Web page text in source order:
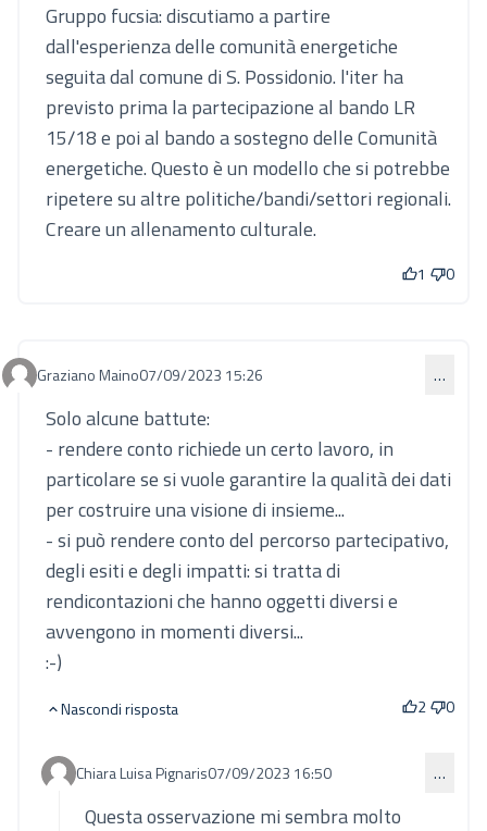
Gruppo fucsia: discutiamo a partire
dall'esperienza delle comunità energetiche
seguita dal comune di S. Possidonio. l'iter ha
previsto prima la partecipazione al bando LR
15/18 e poi al bando a sostegno delle Comunità
energetiche. Questo è un modello che si potrebbe
ripetere su altre politiche/bandi/settori regionali.
Creare un allenamento culturale.
1 0
Commento 844
Graziano Maino07/09/2023 15:26 …
Solo alcune battute:
- rendere conto richiede un certo lavoro, in
particolare se si vuole garantire la qualità dei dati
per costruire una visione di insieme...
- si può rendere conto del percorso partecipativo,
degli esiti e degli impatti: si tratta di
rendicontazioni che hanno oggetti diversi e
avvengono in momenti diversi...
:-)
Nascondi risposta 2 0
Commento 860 (risposta al commento 844)
Chiara Luisa Pignaris07/09/2023 16:50 …
Questa osservazione mi sembra molto